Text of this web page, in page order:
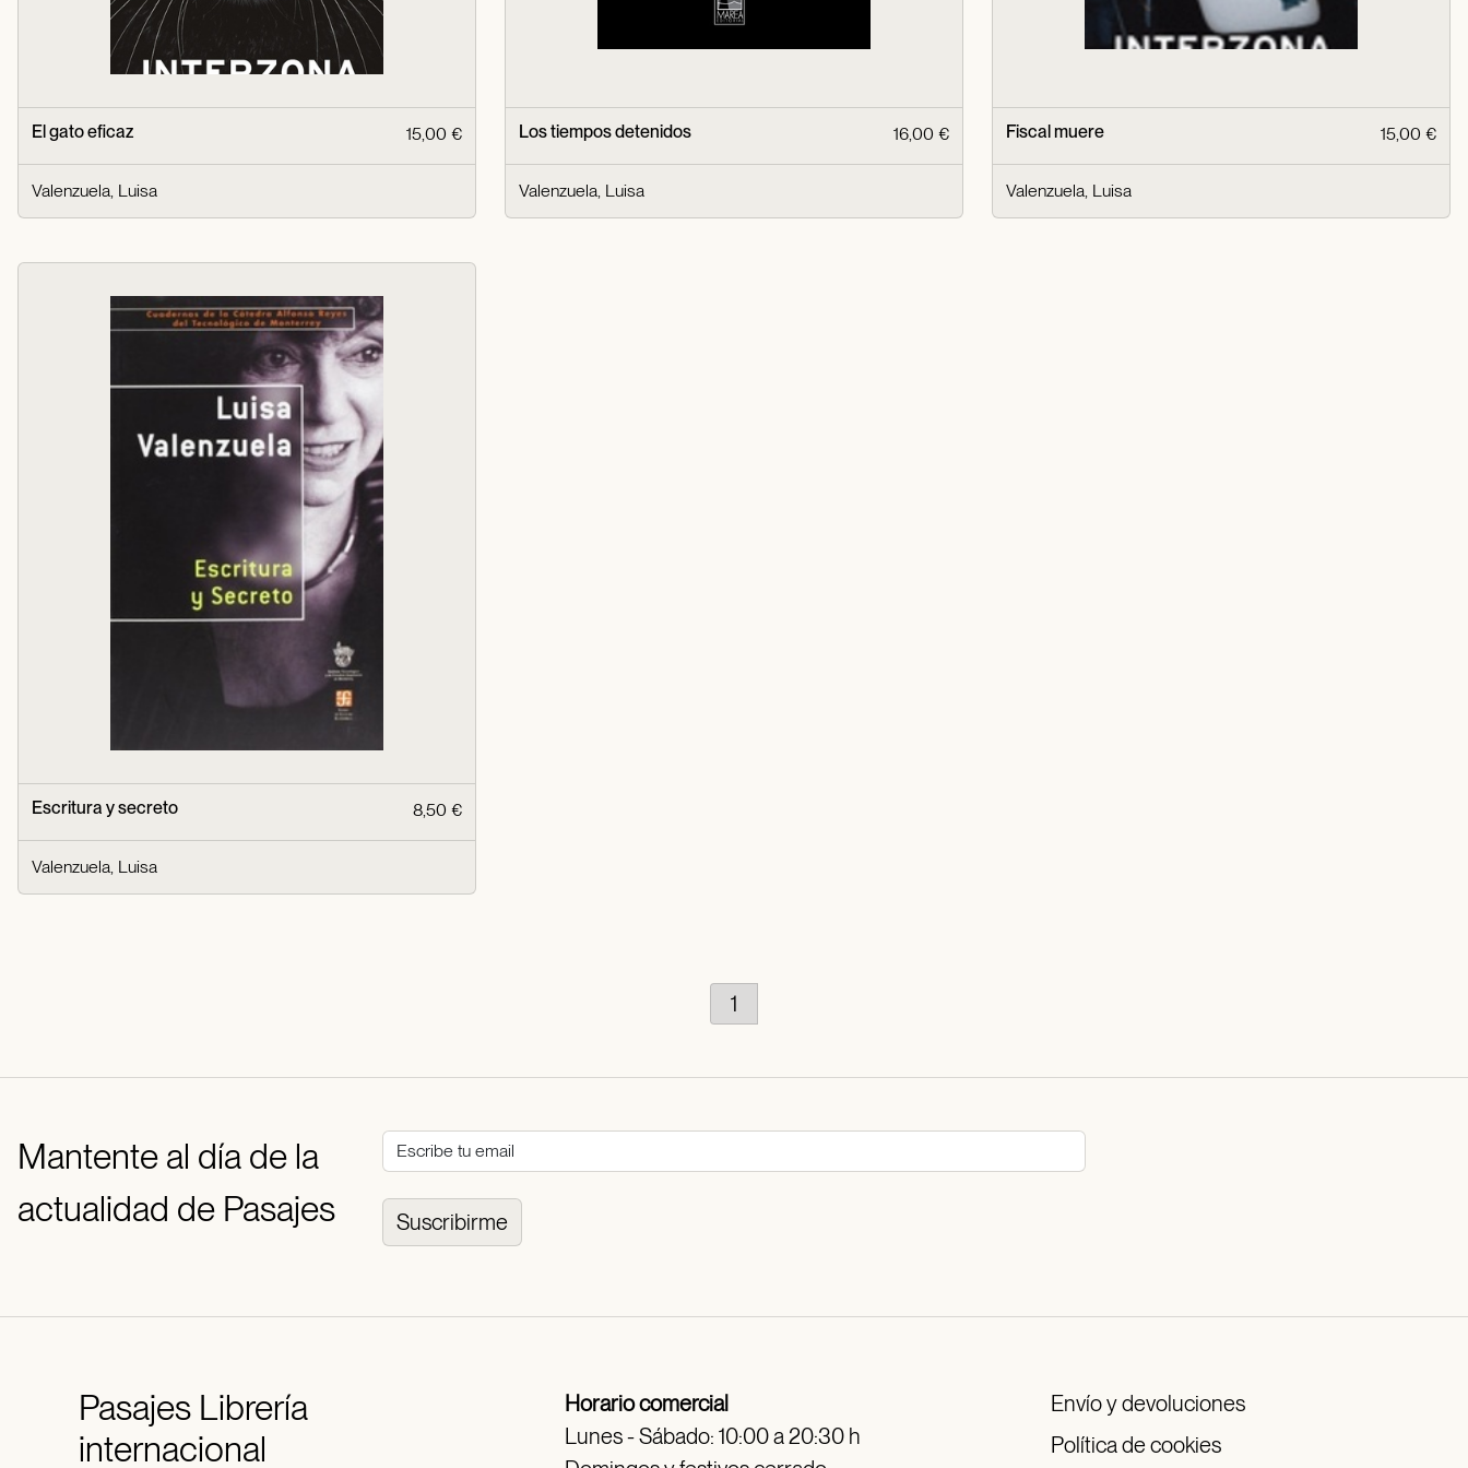
El gato eficaz 15,00 €
Valenzuela, Luisa
Los tiempos detenidos 16,00 €
Valenzuela, Luisa
Fiscal muere 15,00 €
Valenzuela, Luisa
Escritura y secreto 8,50 €
Valenzuela, Luisa
1
Mantente al día de la
actualidad de Pasajes
Suscribirme
PasajesLibrería
internacional
Horario comercial
Lunes - Sábado: 10:00 a 20:30 h
Envío y devoluciones
Política de cookies